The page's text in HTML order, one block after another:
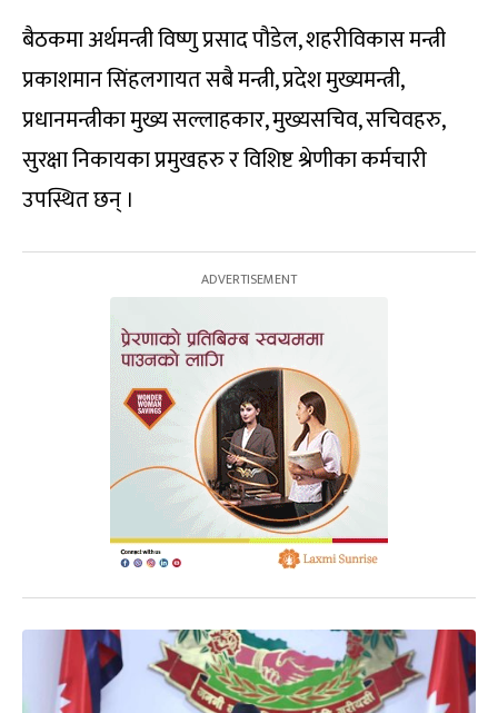
बैठकमा अर्थमन्त्री विष्णु प्रसाद पौडेल, शहरीविकास मन्त्री
प्रकाशमान सिंहलगायत सबै मन्त्री, प्रदेश मुख्यमन्त्री,
प्रधानमन्त्रीका मुख्य सल्लाहकार, मुख्यसचिव, सचिवहरु,
सुरक्षा निकायका प्रमुखहरु र विशिष्ट श्रेणीका कर्मचारी
उपस्थित छन् ।